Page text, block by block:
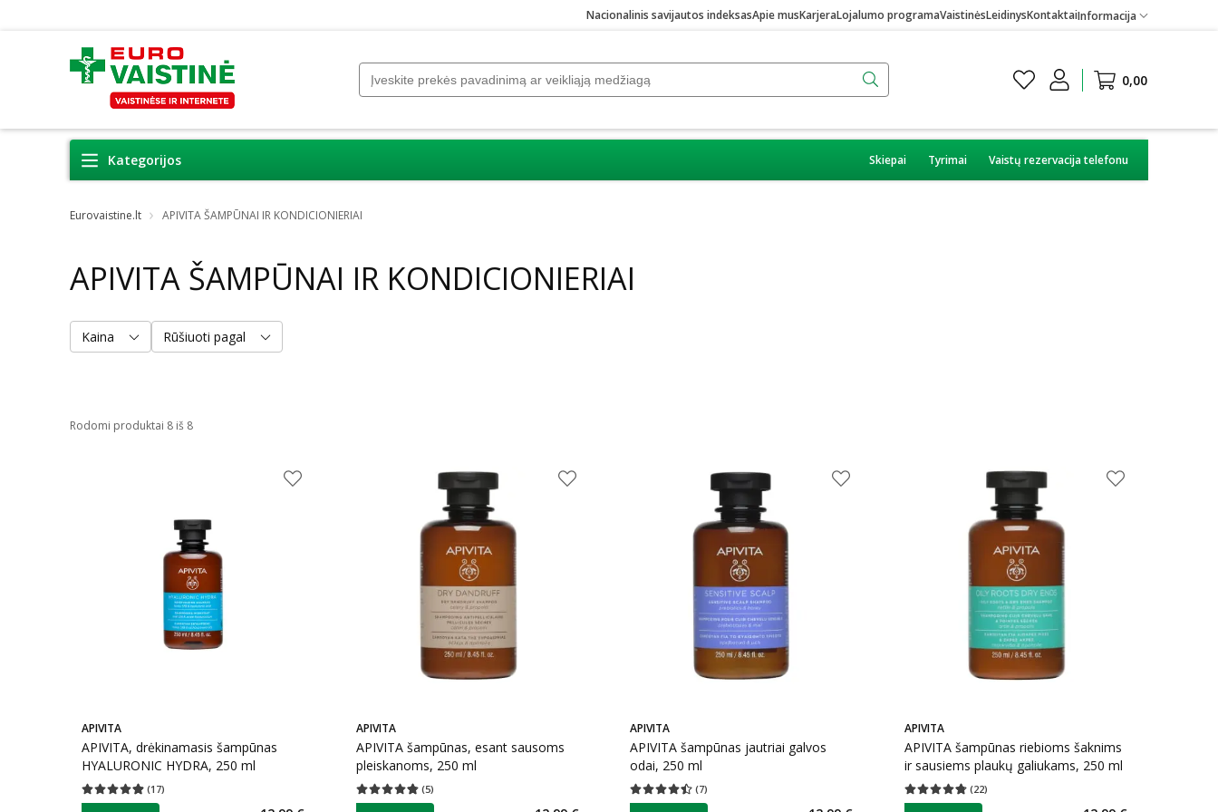
Nacionalinis savijautos indeksasApie musKarjeraLojalumo programaVaistinėsLeidinysKontaktaiInformacija
0,00
Kategorijos Skiepai Tyrimai Vaistų rezervacija telefonu
Eurovaistine.lt APIVITA ŠAMPŪNAI IR KONDICIONIERIAI
APIVITA ŠAMPŪNAI IR KONDICIONIERIAI
Kaina Rūšiuoti pagal
Rodomi produktai 8 iš 8
APIVITA
APIVITA, drėkinamasis šampūnas
HYALURONIC HYDRA, 250 ml
(17)
Vidutinis įvertinimas 4.88
APIVITA
APIVITA šampūnas, esant sausoms
pleiskanoms, 250 ml
(5)
Vidutinis įvertinimas 4.80
APIVITA
APIVITA šampūnas jautriai galvos
odai, 250 ml
(7)
Vidutinis įvertinimas 4.43
APIVITA
APIVITA šampūnas riebioms šaknims
ir sausiems plaukų galiukams, 250 ml
(22)
Vidutinis įvertinimas 4.77